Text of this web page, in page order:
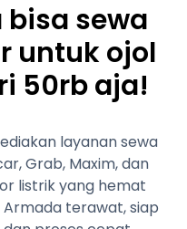
sewa
untuk ojol
50rb aja!
layanan sewa
Grab, Maxim, dan
listrik yang hemat
terawat, siap